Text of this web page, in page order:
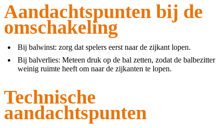
Aandachtspunten bij de
omschakeling
Bij balwinst: zorg dat spelers eerst naar de zijkant lopen.
Bij balverlies: Meteen druk op de bal zetten, zodat de balbezitter
weinig ruimte heeft om naar de zijkanten te lopen.
Technische
aandachtspunten